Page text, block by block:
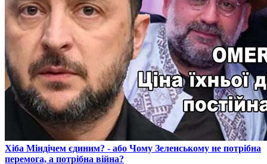
​Хіба Міндічем єдиним? - або Чому Зеленському не потрібна
перемога, а потрібна війна?